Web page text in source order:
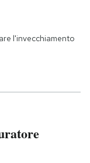
l'invecchiamento